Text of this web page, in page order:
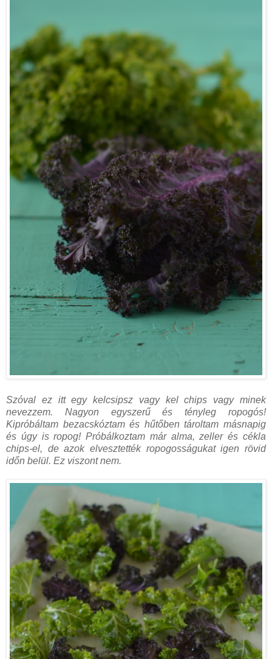
Szóval ez itt egy kelcsipsz vagy kel chips vagy minek
nevezzem. Nagyon egyszerű és tényleg ropogós!
Kipróbáltam bezacskóztam és hűtőben tároltam másnapig
és úgy is ropog! Próbálkoztam már alma, zeller és cékla
chips-el, de azok elvesztették ropogosságukat igen rövid
időn belül. Ez viszont nem.